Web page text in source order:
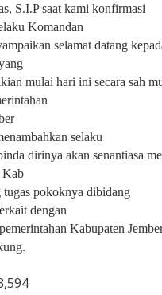
S.I.P saat kami konfirmasi
Komandan
selamat datang
mulai hari ini secara sah
selaku
dirinya akan senantiasa
Kab
tugas pokoknya dibidang
dengan
Kabupaten